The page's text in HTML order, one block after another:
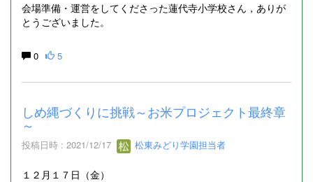
会場準備・運営をしてくださった蓮代寺小学校さん，ありが
とうございました。
0 5
しめ縄づくりに挑戦～お米プロジェクト最終章
～
投稿日時 : 2021/12/17 松東みどり学園担当者
１２月１７日（金）